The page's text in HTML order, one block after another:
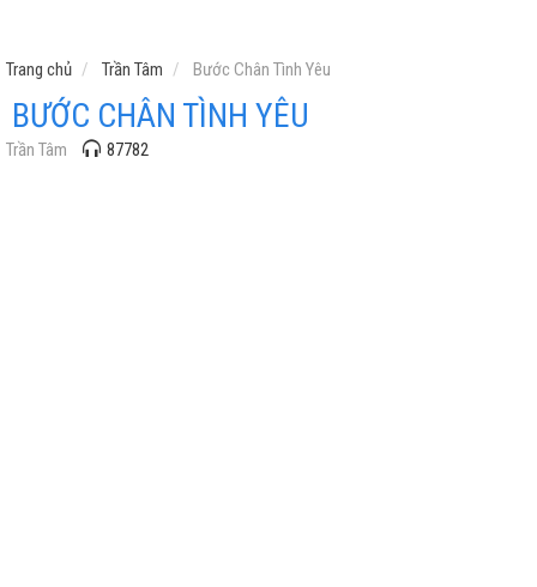
Trang chủ Trần Tâm Bước Chân Tình Yêu
BƯỚC CHÂN TÌNH YÊU
Trần Tâm 87782